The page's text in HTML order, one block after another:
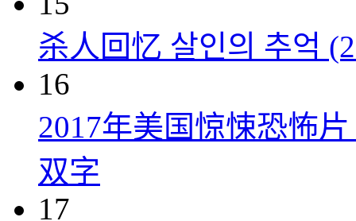
杀人回忆 살인의 추억
16
2017年美国惊悚恐怖
双字
17